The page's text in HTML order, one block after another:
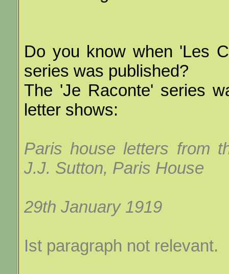
Do you know when 'Les
series was published?
The 'Je Raconte' series
letter shows:
Paris house letters from
J.J. Sutton, Paris House
29th January 1919
Ist paragraph not relevant.